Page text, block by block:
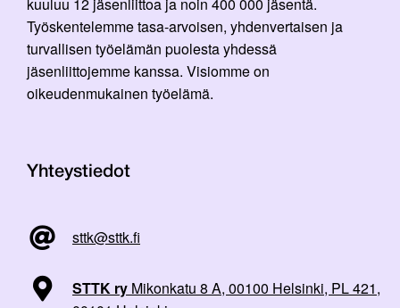
Työskentelemme tasa-arvoisen, yhdenvertaisen ja
turvallisen työelämän puolesta yhdessä
jäsenliittojemme kanssa. Visiomme on
oikeudenmukainen työelämä.
Yhteystiedot
sttk@sttk.fi
STTK ry Mikonkatu 8 A, 00100 Helsinki, PL 421,